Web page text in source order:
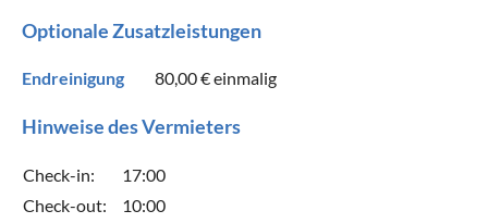
Optionale Zusatzleistungen
Endreinigung 80,00 €einmalig
Hinweise des Vermieters
Check-in:
17:00
Check-out:
10:00